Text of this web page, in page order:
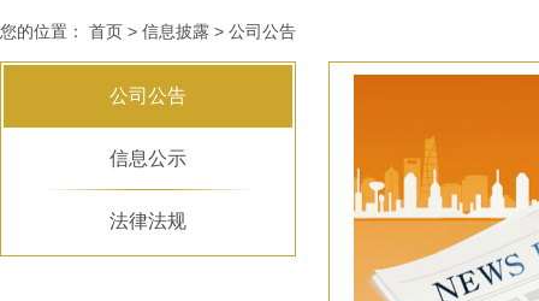
您的位置： 首页 > 信息披露 > 公司公告
公司公告
信息公示
法律法规